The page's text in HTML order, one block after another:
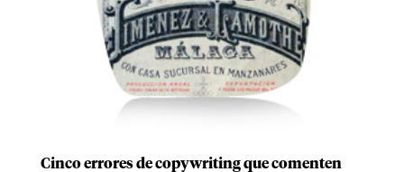
Cinco errores de copywriting que comenten